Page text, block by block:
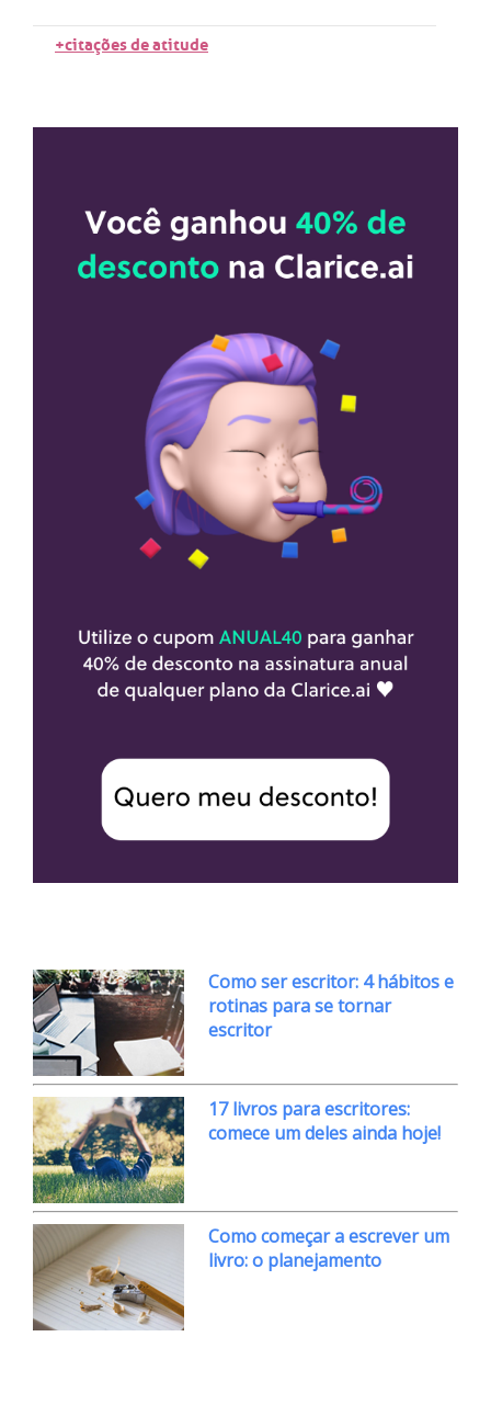
+citações de atitude
Como ser escritor: 4 hábitos e
rotinas para se tornar
escritor
17 livros para escritores:
comece um deles ainda hoje!
Como começar a escrever um
livro: o planejamento